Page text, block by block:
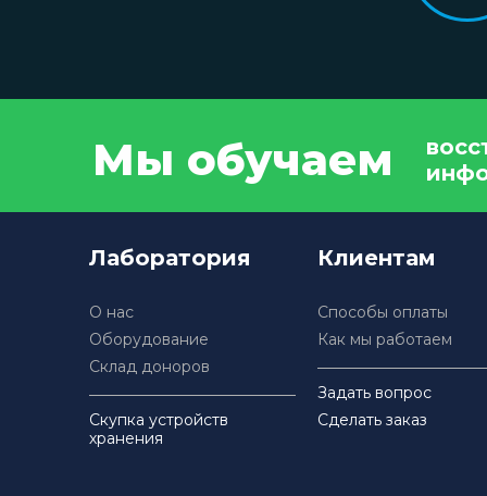
Мы обучаем
Лаборатория
О нас
Оборудование
Склад доноров
Скупка устройств
хранения
Клиентам
Способы оплаты
Как мы работаем
Задать вопрос
Сделать заказ